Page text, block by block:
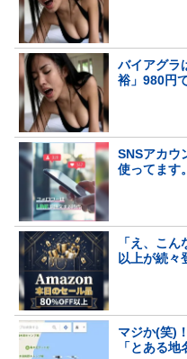
バイアグラ
裕」980円
SNSアカウ
使ってます。
「え、こ
以上が続々
マジか(笑)
「とある